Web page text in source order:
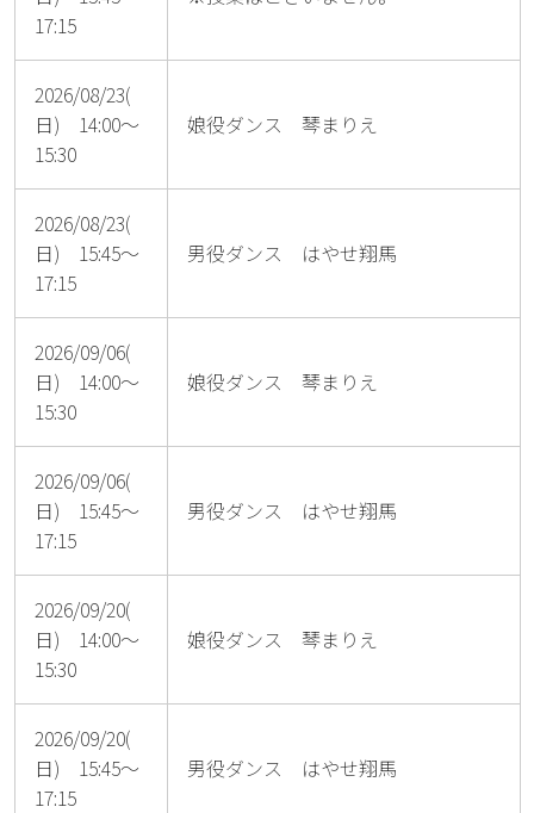
17:15
2026/08/23(
日) 14:00～
15:30
娘役ダンス 琴まりえ
2026/08/23(
日) 15:45～
17:15
男役ダンス はやせ翔馬
2026/09/06(
日) 14:00～
15:30
娘役ダンス 琴まりえ
2026/09/06(
日) 15:45～
17:15
男役ダンス はやせ翔馬
2026/09/20(
日) 14:00～
15:30
娘役ダンス 琴まりえ
2026/09/20(
日) 15:45～
17:15
男役ダンス はやせ翔馬